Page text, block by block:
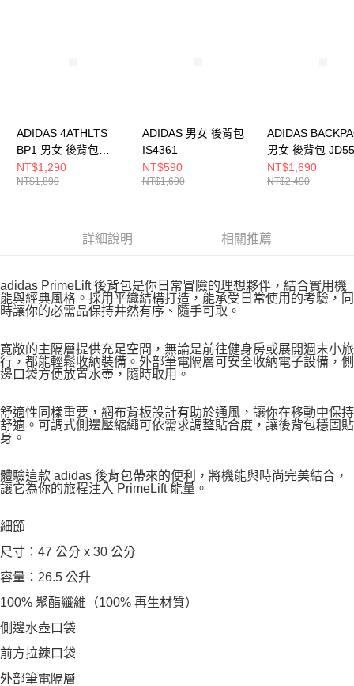
ADIDAS 4ATHLTS
BP1 男女 後背包
JL6155
NT$1,290
NT$1,890
ADIDAS 男女 後背包
IS4361
NT$590
NT$1,690
ADIDAS
男女 後背包
NT$1,690
NT$2,490
詳細說明 相關推薦
adidas PrimeLift 後背包是你日常冒險的理想夥伴，結合實用機
能與經典風格。採用平織結構打造，能承受日常使用的考驗，同
時讓你的必需品保持井然有序、隨手可取。
寬敞的主隔層提供充足空間，無論是前往健身房或展開週末小旅
行，都能輕鬆收納裝備。外部筆電隔層可安全收納電子設備，側
邊口袋方便放置水壺，隨時取用。
舒適性同樣重要，網布背板設計有助於通風，讓你在移動中保持
舒適。可調式側邊壓縮繩可依需求調整貼合度，讓後背包穩固貼
身。
體驗這款 adidas 後背包帶來的便利，將機能與時尚完美結合，
讓它為你的旅程注入 PrimeLift 能量。
細節
尺寸：47 公分 x 30 公分
容量：26.5 公升
100% 聚酯纖維（100% 再生材質）
側邊水壺口袋
前方拉鍊口袋
外部筆電隔層